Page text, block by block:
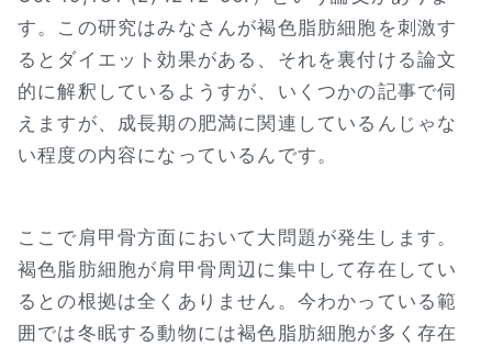
す。この研究はみなさんが褐色脂肪細胞を刺激す
るとダイエット効果がある、それを裏付ける論文
的に解釈しているようすが、いくつかの記事で伺
えますが、成長期の肥満に関連しているんじゃな
い程度の内容になっているんです。
ここで肩甲骨方面において大問題が発生します。
褐色脂肪細胞が肩甲骨周辺に集中して存在してい
るとの根拠は全くありません。今わかっている範
囲では冬眠する動物には褐色脂肪細胞が多く存在